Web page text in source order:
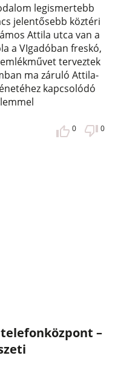
legismertebb
jelentősebb köztéri
Attila utca van a
a VIgadóban freskó,
terveztek
ma záruló Attila-
kapcsolódó
0 0
–